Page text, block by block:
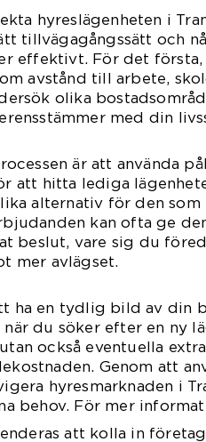
hyreslägenheten i
tillvägagångssätt och
effektivt. För det första,
avstånd till arbete,
olika
med din
är att använda
att hitta lediga
alternativ för den
kan ofta ge
beslut, vare sig du
mer avlägset.
ha en tydlig bild av din
när du söker efter en ny
också eventuella
Genom att
hyresmarknaden i
behov. För mer
att kolla in